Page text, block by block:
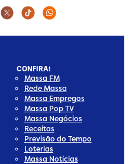
Media
Social Media
Social Media
Twitter Social Media
Tiktok Social Media
Whatsapp
CONFIRA!
Massa FM
Rede Massa
Massa Empregos
Massa Pop TV
Massa Negócios
Receitas
Previsão do Tempo
Loterias
Massa Notícias